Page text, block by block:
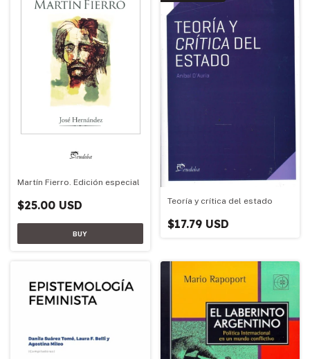
Martín Fierro. Edición especial
$25.00 USD Teoría y crítica del estado
$17.79 USD